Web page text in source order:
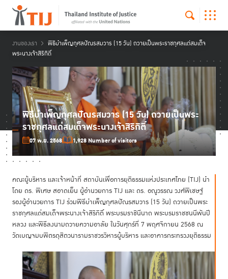
งานของเรา
พิธีบำเพ็ญกุศลปัณรสมวาร (15 วัน) ถวายเป็นพระราชกุศลแด่สมเด็จ
พระนางเจ้าสิริกิติ์
พิธีบำเพ็ญกุศลปัณรสมวาร (15 วัน) ถวายเป็นพระ
ราชกุศลแด่สมเด็จพระนางเจ้าสิริกิติ์
07 พ.ย. 2568 1,928 Number of visitors
คณะผู้บริหาร และเจ้าหน้าที่ สถาบันเพื่อการยุติธรรมแห่งประเทศไทย (TIJ) นำ
โดย ดร. พิเศษ สอาดเย็น ผู้อำนวยการ TIJ และ ดร. อณูวรรณ วงศ์พิเชษฐ์
รองผู้อำนวยการ TIJ ร่วมพิธีบำเพ็ญกุศลปัณรสมวาร (15 วัน) ถวายเป็นพระ
ราชกุศลแด่สมเด็จพระนางเจ้าสิริกิติ์ พระบรมราชินีนาถ พระบรมราชชนนีพันปี
หลวง และพิธีลงนามถวายความอาลัย ในวันศุกร์ที่ 7 พฤศจิกายน 2568 ณ
วัดเบญจมบพิตรดุสิตวนารามราชวรวิหารผู้บริหาร และอาคารกระทรวงยุติธรรม